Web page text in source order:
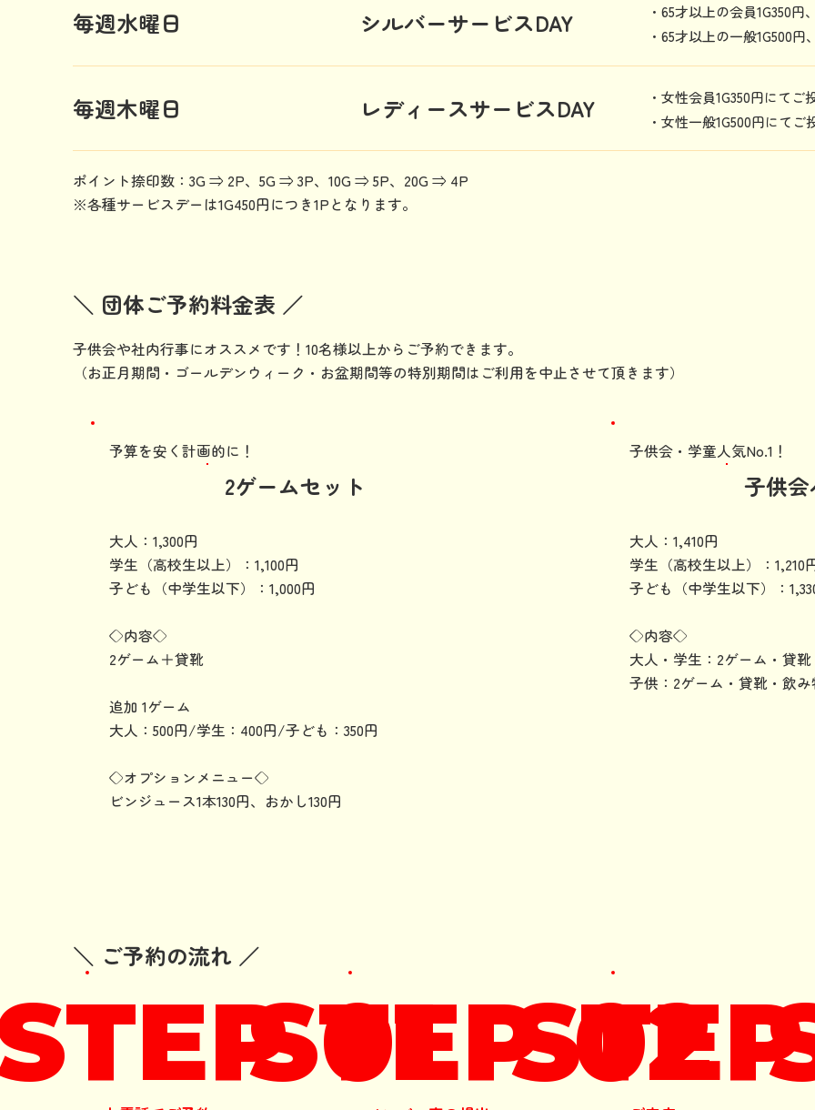
毎週水曜日 シルバーサービスDAY
・65才以上の会員1G350
・65才以上の一般1G500
毎週木曜日 レディースサービスDAY
・女性会員1G350円にてご
・女性一般1G500円にてご
ポイント捺印数：3G ⇒ 2P、5G ⇒ 3P、10G ⇒ 5P、20G ⇒ 4P
※各種サービスデーは1G450円につき1Pとなります。
＼ 団体ご予約料金表 ／
子供会や社内行事にオススメです！10名様以上からご予約できます。
（お正月期間・ゴールデンウィーク・お盆期間等の特別期間はご利用を中止させて頂きます）
予算を安く計画的に！
2ゲームセット
大人：1,300円
学生（高校生以上）：1,100円
子ども（中学生以下）：1,000円
◇内容◇
2ゲーム＋貸靴
追加 1ゲーム
大人：500円/学生：400円/子ども：350円
◇オプションメニュー◇
​ビンジュース1本130円、おかし130円
子供会・学童人気No.1！
子供会
大人：1,410円
学生（高校生以上）：1,210
子ども（中学生以下）：
◇内容◇
大人・学生：2ゲーム・貸
子供：2ゲーム・貸靴・飲
＼ ご予約の流れ ／
01
STEP 02